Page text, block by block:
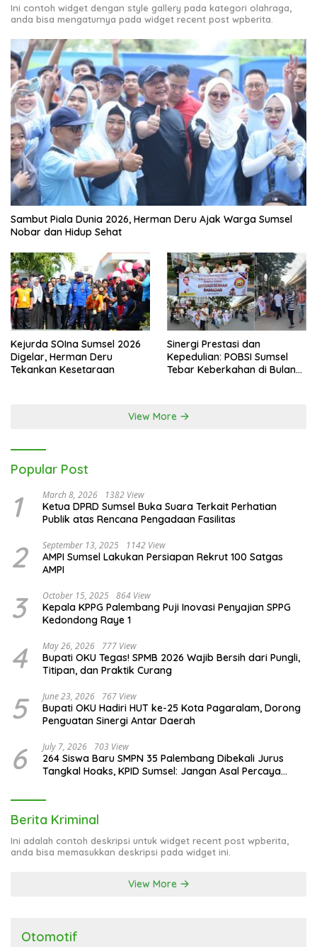
Ini contoh widget dengan style gallery pada kategori olahraga,
anda bisa mengaturnya pada widget recent post wpberita.
Sambut Piala Dunia 2026, Herman Deru Ajak Warga Sumsel
Nobar dan Hidup Sehat
Kejurda SOIna Sumsel 2026
Digelar, Herman Deru
Tekankan Kesetaraan
Sinergi Prestasi dan
Kepedulian: POBSI Sumsel
Tebar Keberkahan di Bulan
View More
Popular Post
1 March 8, 2026 1382 View
Ketua DPRD Sumsel Buka Suara Terkait Perhatian
Publik atas Rencana Pengadaan Fasilitas
2 September 13, 2025 1142 View
AMPI Sumsel Lakukan Persiapan Rekrut 100 Satgas
AMPI
3 October 15, 2025 864 View
Kepala KPPG Palembang Puji Inovasi Penyajian SPPG
Kedondong Raye 1
4 May 26, 2026 777 View
Bupati OKU Tegas! SPMB 2026 Wajib Bersih dari Pungli,
Titipan, dan Praktik Curang
5 June 23, 2026 767 View
Bupati OKU Hadiri HUT ke-25 Kota Pagaralam, Dorong
Penguatan Sinergi Antar Daerah
6 July 7, 2026 703 View
264 Siswa Baru SMPN 35 Palembang Dibekali Jurus
Tangkal Hoaks, KPID Sumsel: Jangan Asal Percaya
Berita Kriminal
Ini adalah contoh deskripsi untuk widget recent post wpberita,
anda bisa memasukkan deskripsi pada widget ini.
View More
Otomotif